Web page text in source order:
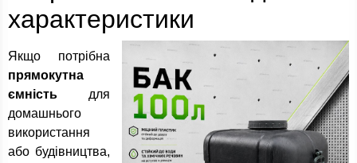
характеристики
Якщо потрібна
прямокутна
ємність для
домашнього
використання
або будівництва,